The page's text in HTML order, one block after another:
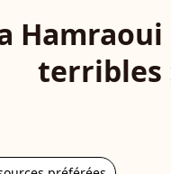
terribles